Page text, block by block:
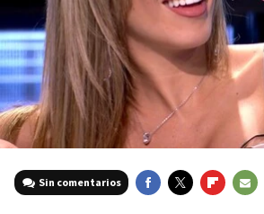
Sin comentarios